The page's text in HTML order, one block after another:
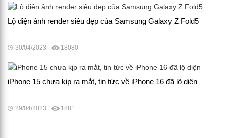
Lộ diện ảnh render siêu đẹp của Samsung Galaxy Z Fold5
30/04/2023 18080
iPhone 15 chưa kịp ra mắt, tin tức về iPhone 16 đã lộ diện
29/04/2023 1881